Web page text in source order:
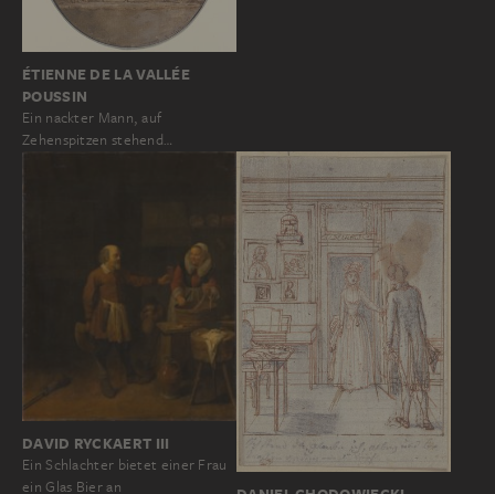
ÉTIENNE DE LA VALLÉE
POUSSIN
Ein nackter Mann, auf
Zehenspitzen stehend…
DAVID RYCKAERT III
Ein Schlachter bietet einer Frau
ein Glas Bier an